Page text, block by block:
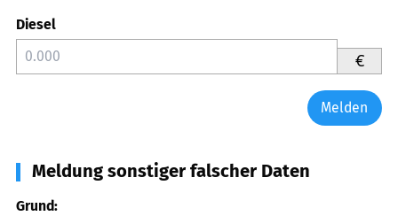
Diesel
€
Melden
Meldung sonstiger falscher Daten
Grund: